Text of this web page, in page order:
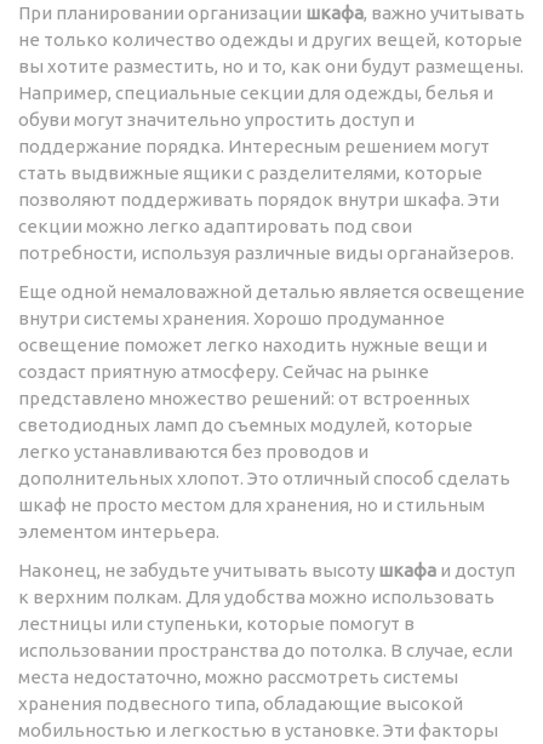
При планировании организации шкафа, важно учитывать
не только количество одежды и других вещей, которые
вы хотите разместить, но и то, как они будут размещены.
Например, специальные секции для одежды, белья и
обуви могут значительно упростить доступ и
поддержание порядка. Интересным решением могут
стать выдвижные ящики с разделителями, которые
позволяют поддерживать порядок внутри шкафа. Эти
секции можно легко адаптировать под свои
потребности, используя различные виды органайзеров.
Еще одной немаловажной деталью является освещение
внутри системы хранения. Хорошо продуманное
освещение поможет легко находить нужные вещи и
создаст приятную атмосферу. Сейчас на рынке
представлено множество решений: от встроенных
светодиодных ламп до съемных модулей, которые
легко устанавливаются без проводов и
дополнительных хлопот. Это отличный способ сделать
шкаф не просто местом для хранения, но и стильным
элементом интерьера.
Наконец, не забудьте учитывать высоту шкафа и доступ
к верхним полкам. Для удобства можно использовать
лестницы или ступеньки, которые помогут в
использовании пространства до потолка. В случае, если
места недостаточно, можно рассмотреть системы
хранения подвесного типа, обладающие высокой
мобильностью и легкостью в установке. Эти факторы